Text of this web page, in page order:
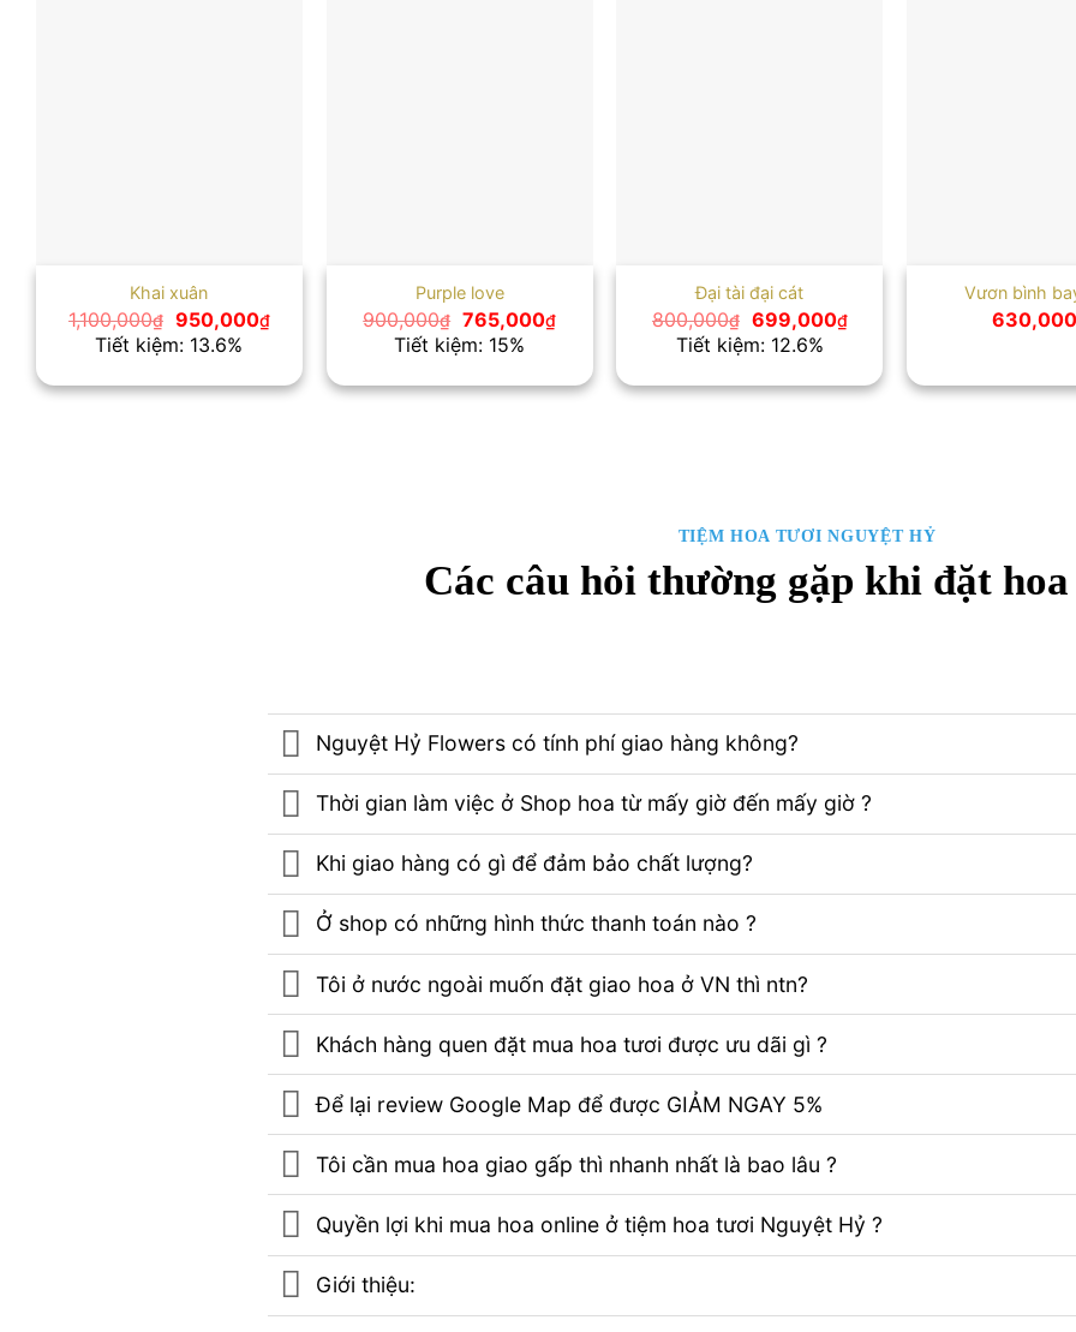
Khai xuân
1,100,000₫ Giá
gốc
là:
950,000₫Giá
hiện
950,000₫.
Tiết kiệm: 13.6%
Purple love
900,000₫ Giá
gốc
là:
765,000₫Giá
765,000₫.
Tiết kiệm: 15%
Đại tài đại cát
800,000₫ Giá
gốc
là:
699,000₫Giá
hiện
699,000₫.
Tiết kiệm: 12.6%
Vươn bình
TIỆM HOA TƯƠI NGUYỆT HỶ
Các câu hỏi thường gặp khi đặt
Nguyệt Hỷ Flowers có tính phí giao hàng không?
Thời gian làm việc ở Shop hoa từ mấy giờ đến mấy giờ ?
Khi giao hàng có gì để đảm bảo chất lượng?
Ở shop có những hình thức thanh toán nào ?
Tôi ở nước ngoài muốn đặt giao hoa ở VN thì ntn?
Khách hàng quen đặt mua hoa tươi được ưu dãi gì ?
Để lại review Google Map để được GIẢM NGAY 5%
Tôi cần mua hoa giao gấp thì nhanh nhất là bao lâu ?
Quyền lợi khi mua hoa online ở tiệm hoa tươi Nguyệt Hỷ ?
Giới thiệu: